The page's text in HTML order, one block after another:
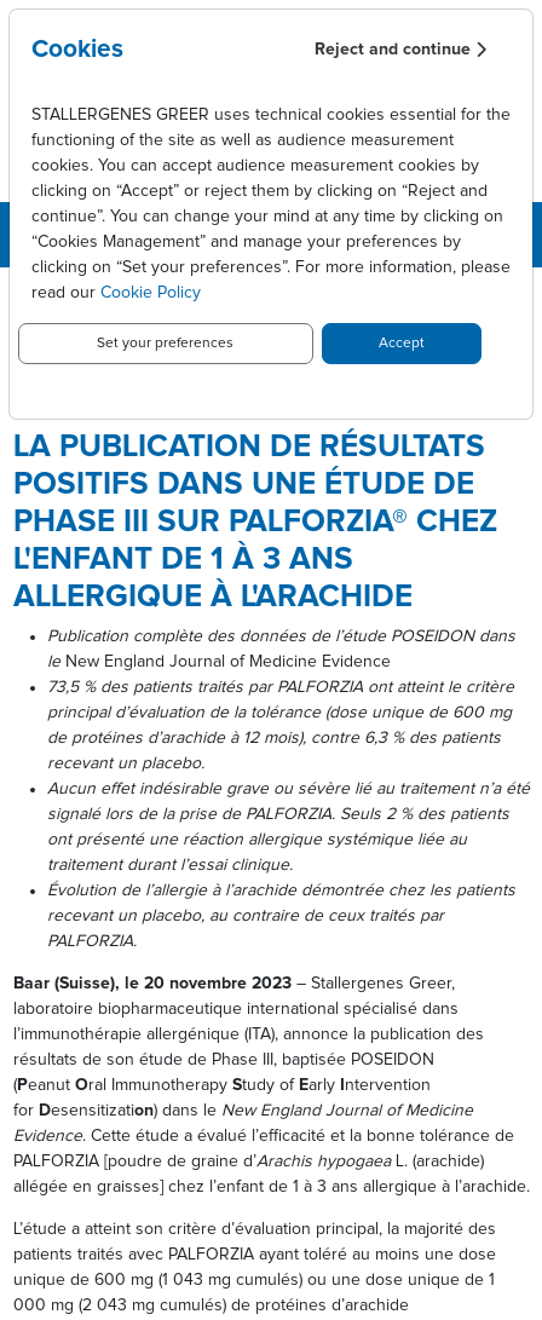
Skip to main content
BreadcrumbPress releases
dans une étude de phase III sur Palforzia® chez l'enfant de 1 à 3
ans allergique à l'arachide
LA PUBLICATION DE RÉSULTATS
POSITIFS DANS UNE ÉTUDE DE
PHASE III SUR PALFORZIA® CHEZ
L'ENFANT DE 1 À 3 ANS
ALLERGIQUE À L'ARACHIDE
Publication complète des données de l’étude POSEIDON dans
le New England Journal of Medicine Evidence
73,5 % des patients traités par PALFORZIA ont atteint le critère
principal d’évaluation de la tolérance (dose unique de 600 mg
de protéines d’arachide à 12 mois), contre 6,3 % des patients
recevant un placebo.
Aucun effet indésirable grave ou sévère lié au traitement n’a été
signalé lors de la prise de PALFORZIA. Seuls 2 % des patients
ont présenté une réaction allergique systémique liée au
traitement durant l’essai clinique.
Évolution de l’allergie à l’arachide démontrée chez les patients
recevant un placebo, au contraire de ceux traités par
PALFORZIA.
Baar (Suisse), le 20novembre 2023 – Stallergenes Greer,
laboratoire biopharmaceutique international spécialisé dans
l’immunothérapie allergénique (ITA), annonce la publication des
résultats de son étude de Phase III, baptisée POSEIDON
(Peanut Oral Immunotherapy Study of Early
ntervention
for Desensitization) dans le New England Journal of Medicine
Evidence. Cette étude a évalué l’efficacité et la bonne tolérance de
PALFORZIA [poudre de graine d’Arachis hypogaea
L. (arachide)
allégée en graisses] chez l’enfant de 1 à 3 ans allergique à l’arachide.
L’étude a atteint son critère d’évaluation principal, la majorité des
patients traités avec PALFORZIA ayant toléré au moins une dose
unique de 600 mg (1 043 mg cumulés) ou une dose unique de 1
000 mg (2 043 mg cumulés) de protéines d’arachide
Cookies Reject and continue
STALLERGENES GREER uses technical cookies essential for the
functioning of the site as well as audience measurement
cookies. You can accept audience measurement cookies by
clicking on “Accept” or reject them by clicking on “Reject and
continue”. You can change your mind at any time by clicking on
“Cookies Management” and manage your preferences by
clicking on “Set your preferences”. For more information, please
read our Cookie Policy
Set your preferences Accept